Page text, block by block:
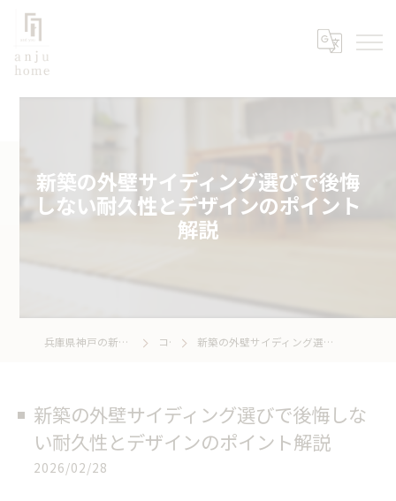
新築の外壁サイディング選びで後悔
しない耐久性とデザインのポイント
解説
兵庫県神戸の新築なら株式会社あんじゅホーム コラム 新築の外壁サイディング選びで後悔しない耐久性とデザインのポイント解説
新築の外壁サイディング選びで後悔しな
い耐久性とデザインのポイント解説
2026/02/28